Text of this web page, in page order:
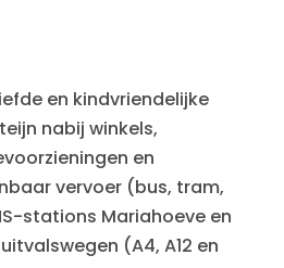
en kindvriendelijke
nabij winkels,
en
vervoer (bus, tram,
stations Mariahoeve en
(A4, A12 en